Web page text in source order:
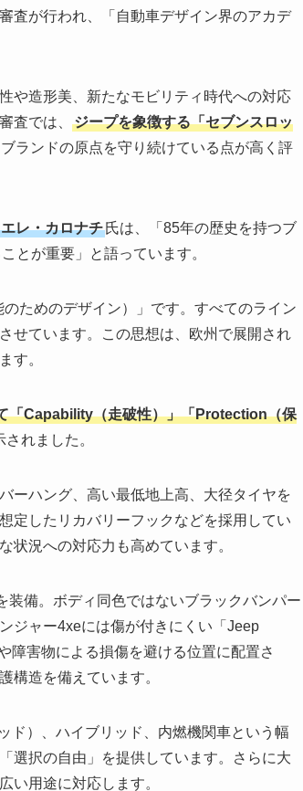
査が行われ、「自動車デザイン界のアカデ
や造形美、新たなモビリティ時代への対応
査では、
ジープを象徴する「セブンスロッ
ランドの原点を守り続けている点が高く評
レ・カロナチ 氏は、「85年の歴史を持つブ
とが重要」と語っています。
ためのデザイン）」です。すべてのライン
せています。この思想は、欧州で展開され
す。
「Capability（走破性）」「Protection（保
されました。
ーハング、高い最低地上高、大径タイヤを
定したリカバリーフックなどを採用してい
状況への対応力も高めています。
備。ボディ同色ではないブラックバンパー
ジャー4xeには傷が付きにくい「Jeep
障害物による損傷を避ける位置に配置さ
構造を備えています。
ド）、ハイブリッド、内燃機関車という幅
選択の自由」を提供しています。さらに大
い用途に対応します。